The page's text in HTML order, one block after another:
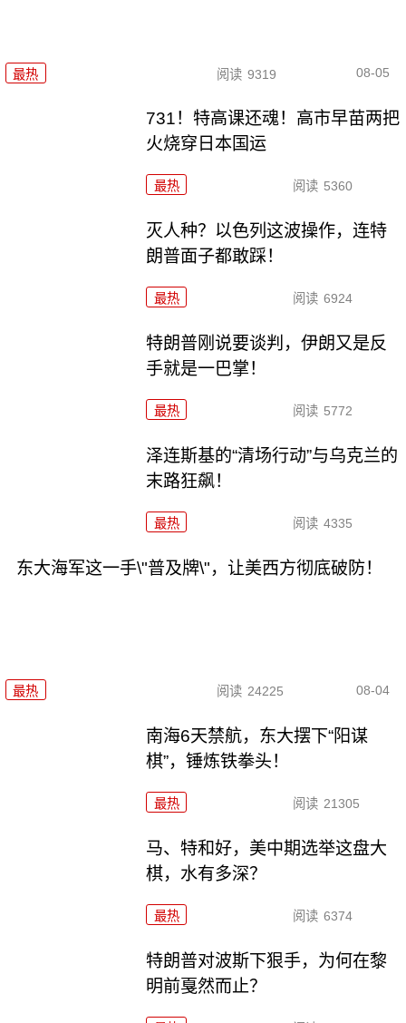
最热 阅读 9319 08-05
731！特高课还魂！高市早苗两把
火烧穿日本国运
最热 阅读 5360
灭人种？以色列这波操作，连特
朗普面子都敢踩！
最热 阅读 6924
特朗普刚说要谈判，伊朗又是反
手就是一巴掌！
最热 阅读 5772
泽连斯基的“清场行动”与乌克兰的
末路狂飙！
最热 阅读 4335
东大海军这一手\"普及牌\"，让美西方彻底破防！
最热 阅读 24225 08-04
南海6天禁航，东大摆下“阳谋
棋”，锤炼铁拳头！
最热 阅读 21305
马、特和好，美中期选举这盘大
棋，水有多深？
最热 阅读 6374
特朗普对波斯下狠手，为何在黎
明前戛然而止？